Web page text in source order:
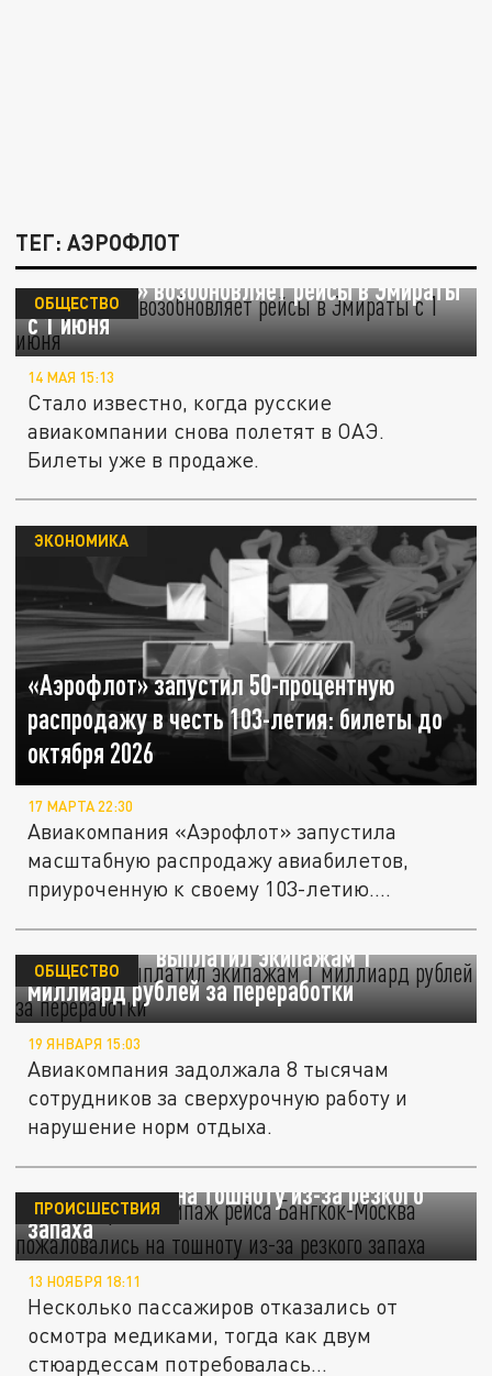
ТЕГ: АЭРОФЛОТ
«Аэрофлот» возобновляет рейсы в Эмираты
с 1 июня
ОБЩЕСТВО
14 МАЯ 15:13
Стало известно, когда русские
авиакомпании снова полетят в ОАЭ.
Билеты уже в продаже.
«Аэрофлот» запустил 50-процентную
распродажу в честь 103-летия: билеты до
октября 2026
ЭКОНОМИКА
17 МАРТА 22:30
Авиакомпания «Аэрофлот» запустила
масштабную распродажу авиабилетов,
приуроченную к своему 103-летию.
"Аэрофлот" выплатил экипажам 1
миллиард рублей за переработки
ОБЩЕСТВО
19 ЯНВАРЯ 15:03
Авиакомпания задолжала 8 тысячам
сотрудников за сверхурочную работу и
нарушение норм отдыха.
Пассажиры и экипаж рейса Бангкок-Москва
пожаловались на тошноту из-за резкого
запаха
ПРОИСШЕСТВИЯ
13 НОЯБРЯ 18:11
Несколько пассажиров отказались от
осмотра медиками, тогда как двум
стюардессам потребовалась